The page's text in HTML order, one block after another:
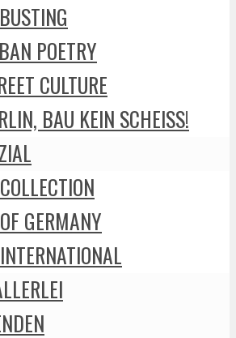
POETRY
CULTURE
BAU KEIN SCHEISS!
GERMANY